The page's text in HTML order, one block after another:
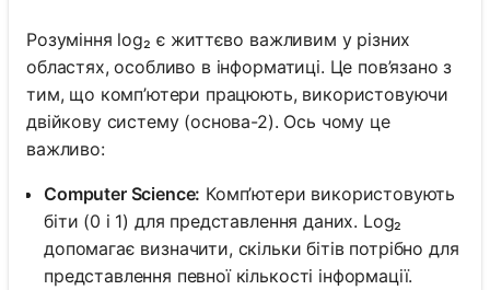
Розуміння log₂ є життєво важливим у різних
областях, особливо в інформатиці. Це пов’язано з
тим, що комп’ютери працюють, використовуючи
двійкову систему (основа-2). Ось чому це
важливо:
Computer Science: Комп’ютери використовують
біти (0 і 1) для представлення даних. Log₂
допомагає визначити, скільки бітів потрібно для
представлення певної кількості інформації.